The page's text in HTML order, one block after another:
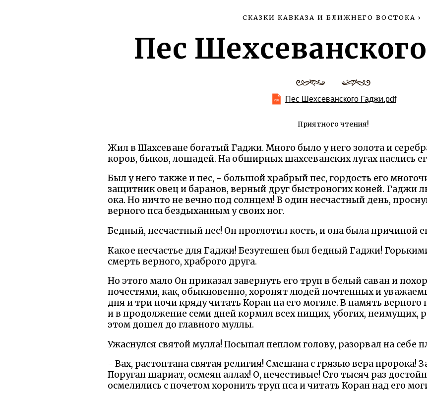
СКАЗКИ КАВКАЗА И БЛИЖНЕГО ВОСТОКА ›
Пес
Пес Шехсеванского Гаджи.pdf
Приятного чтения!
Жил в Шахсеване богатый Гаджи. Много было у него золота и
коров, быков, лошадей. На обширных шахсеванских лугах паслись
Был у него также и пес, - большой храбрый пес, гордость его
защитник овец и баранов, верный друг быстроногих коней. Гаджи
ока. Но ничто не вечно под солнцем! В один несчастный день,
верного пса бездыханным у своих ног.
Бедный, несчастный пес! Он проглотил кость, и она была причиной
Какое несчастье для Гаджи! Безутешен был бедный Гаджи!
смерть верного, храброго друга.
Но этого мало Он приказал завернуть его труп в белый саван и
почестями, как, обыкновенно, хоронят людей почтенных и
дня и три ночи кряду читать Коран на его могиле. В память
и в продолжение семи дней кормил всех нищих, убогих, неимущих,
этом дошел до главного муллы.
Ужаснулся святой мулла! Посыпал пеплом голову, разорвал на себе
- Вах, растоптана святая религия! Смешана с грязью вера пророка!
Поруган шариат, осмеян аллах! О, нечестивые! Сто тысяч раз
осмелились с почетом хоронить труп пса и читать Коран над его